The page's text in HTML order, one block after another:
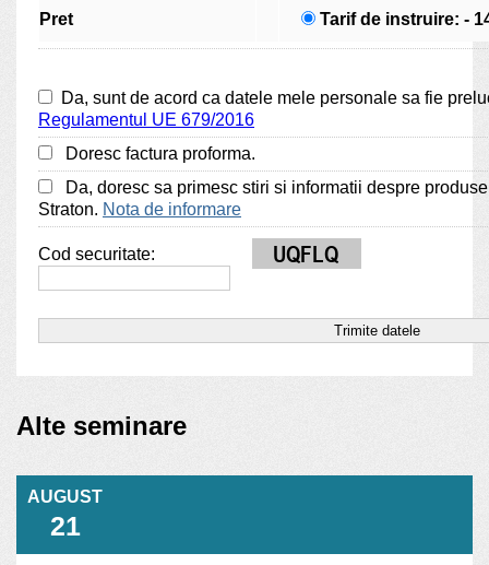
Pret Tarif de instruire: -
Da, sunt de acord ca datele mele personale sa fie
Regulamentul UE 679/2016
Doresc factura proforma.
Da, doresc sa primesc stiri si informatii despre
Straton. Nota de informare
Cod securitate:
Alte seminare
AUGUST
21